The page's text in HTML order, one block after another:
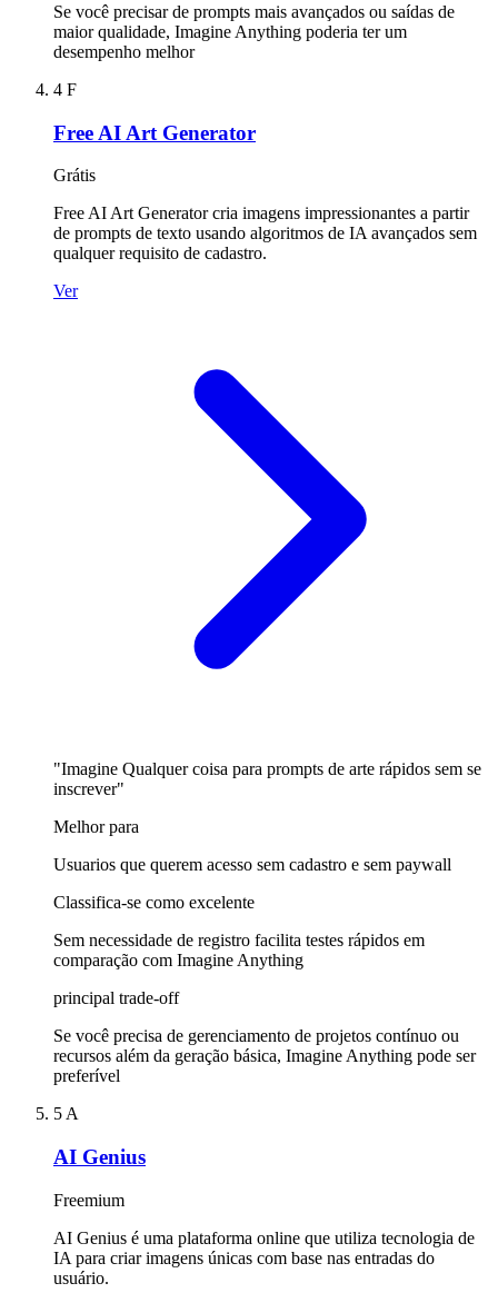
Se você precisar de prompts mais avançados ou saídas de
maior qualidade, Imagine Anything poderia ter um
desempenho melhor
4 F
Free AI Art Generator
Grátis
Free AI Art Generator cria imagens impressionantes a partir
de prompts de texto usando algoritmos de IA avançados sem
qualquer requisito de cadastro.
Ver
"Imagine Qualquer coisa para prompts de arte rápidos sem se
inscrever"
Melhor para
Usuarios que querem acesso sem cadastro e sem paywall
Classifica-se como excelente
Sem necessidade de registro facilita testes rápidos em
comparação com Imagine Anything
principal trade-off
Se você precisa de gerenciamento de projetos contínuo ou
recursos além da geração básica, Imagine Anything pode ser
preferível
5 A
AI Genius
Freemium
AI Genius é uma plataforma online que utiliza tecnologia de
IA para criar imagens únicas com base nas entradas do
usuário.